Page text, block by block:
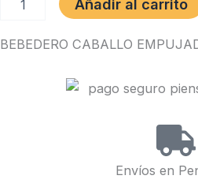
CABALLO
ABS
Añadir al carrito
BEBEDERO CABALLO
Envíos en